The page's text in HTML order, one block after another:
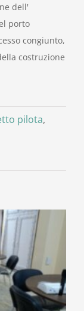
dell'
porto
congiunto,
costruzione
pilota,